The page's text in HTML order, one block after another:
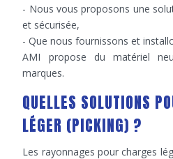
- Nous vous proposons une
et sécurisée,
- Que nous fournissons et
AMI propose du matériel
marques.
QUELLES SOLUTIONS
LÉGER (PICKING) ?
Les rayonnages pour charges